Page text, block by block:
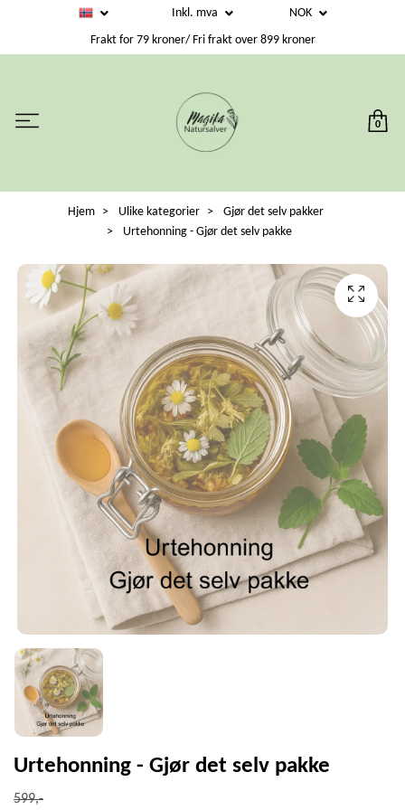
Inkl. mva
NOK
Frakt for 79 kroner/ Fri frakt over 899 kroner
0
Hjem Ulike kategorier
Gjør det selv pakker
Urtehonning - Gjør det selv pakke
Urtehonning - Gjør det selv pakke
599,-